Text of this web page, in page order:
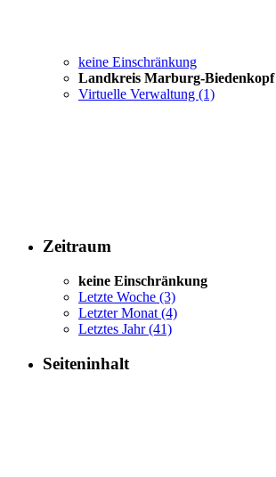
keine Einschränkung
Landkreis Marburg-Biedenkopf
Virtuelle Verwaltung (1)
Zeitraum
keine Einschränkung
Letzte Woche (3)
Letzter Monat (4)
Letztes Jahr(41)
Seiteninhalt